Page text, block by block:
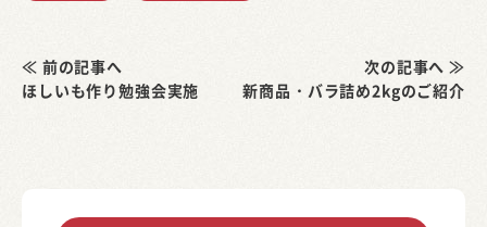
≪ 前の記事へ
ほしいも作り勉強会実施
次の記事へ ≫
新商品・バラ詰め2kgのご紹介